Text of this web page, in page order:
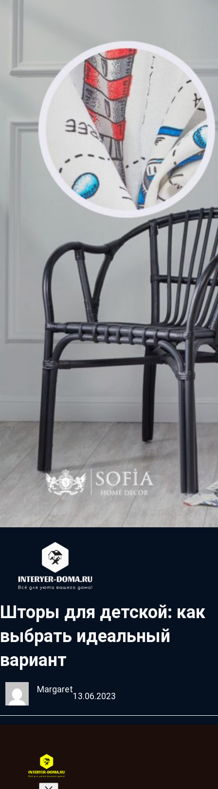
Шторы для детской: как
выбрать идеальный
вариант
Margaret
13.06.2023